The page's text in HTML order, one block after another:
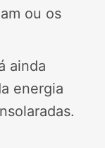
ou os
ainda
energia